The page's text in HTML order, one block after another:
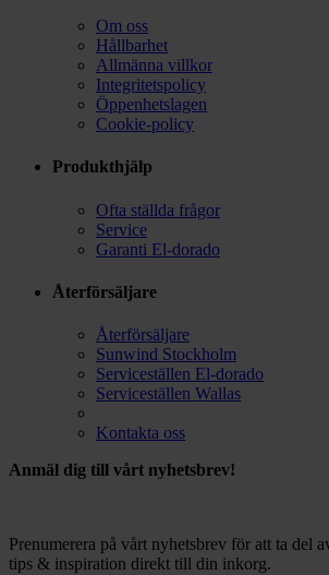
Om oss
Hållbarhet
Allmänna villkor
Integritetspolicy
Öppenhetslagen
Cookie-policy
Produkthjälp
Ofta ställda frågor
Service
Garanti El-dorado
Återförsäljare
Återförsäljare
Sunwind Stockholm
Serviceställen El-dorado
Serviceställen Wallas
Kontakta oss
Anmäl dig till vårt nyhetsbrev!
Prenumerera på vårt nyhetsbrev för att ta del
tips & inspiration direkt till din inkorg.